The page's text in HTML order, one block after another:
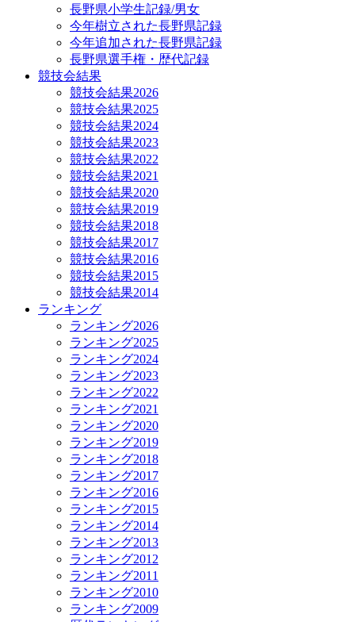
長野県小学生記録/男女
今年樹立された長野県記録
今年追加された長野県記録
長野県選手権・歴代記録
競技会結果
競技会結果2026
競技会結果2025
競技会結果2024
競技会結果2023
競技会結果2022
競技会結果2021
競技会結果2020
競技会結果2019
競技会結果2018
競技会結果2017
競技会結果2016
競技会結果2015
競技会結果2014
ランキング
ランキング2026
ランキング2025
ランキング2024
ランキング2023
ランキング2022
ランキング2021
ランキング2020
ランキング2019
ランキング2018
ランキング2017
ランキング2016
ランキング2015
ランキング2014
ランキング2013
ランキング2012
ランキング2011
ランキング2010
ランキング2009